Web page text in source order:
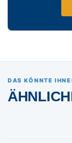
DAS KÖNNTE